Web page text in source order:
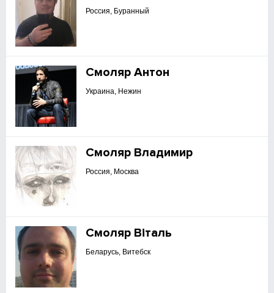
Россия, Буранный
Смоляр Антон
Украина, Нежин
Смоляр Владимир
Россия, Москва
Смоляр Віталь
Беларусь, Витебск